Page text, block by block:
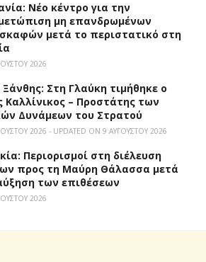
Νέο κέντρο για την
μη επανδρωμένων
μετά το περιστατικό στη
2026
Ξάνθης: Στη Γλαύκη τιμήθηκε ο
Καλλίνικος – Προστάτης των
Δυνάμεων του Στρατού
2026 - UPDATED ON 9 ΑΥΓΟΎΣΤΟΥ 2026
Περιορισμοί στη διέλευση
προς τη Μαύρη Θάλασσα μετά
των επιθέσεων
2026